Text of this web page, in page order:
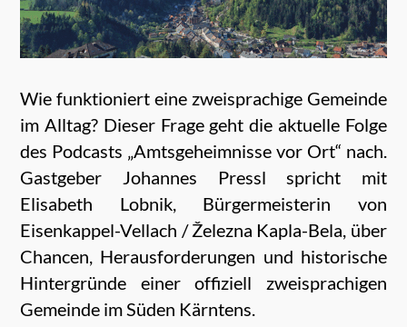
Wie funktioniert eine zweisprachige Gemeinde
im Alltag? Dieser Frage geht die aktuelle Folge
des Podcasts „Amtsgeheimnisse vor Ort“ nach.
Gastgeber Johannes Pressl spricht mit
Elisabeth Lobnik, Bürgermeisterin von
Eisenkappel-Vellach / Železna Kapla-Bela, über
Chancen, Herausforderungen und historische
Hintergründe einer offiziell zweisprachigen
Gemeinde im Süden Kärntens.